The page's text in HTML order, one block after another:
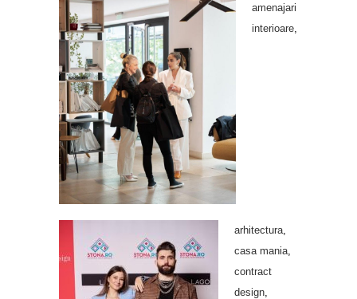
amenajari
interioare
arhitectura
casa mania
contract
design